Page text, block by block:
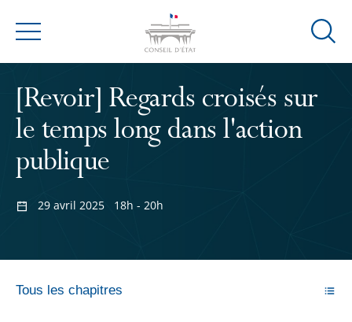
Menu
Ouvrir
de
[Revoir] Regards croisés sur
le temps long dans l'action
publique
29 avril 2025 18h - 20h
Tous les chapitres